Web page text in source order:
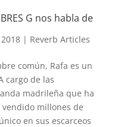
G nos habla de
| Reverb Articles
común, Rafa es un
cargo de las
madrileña que ha
millones de
en sus escarceos